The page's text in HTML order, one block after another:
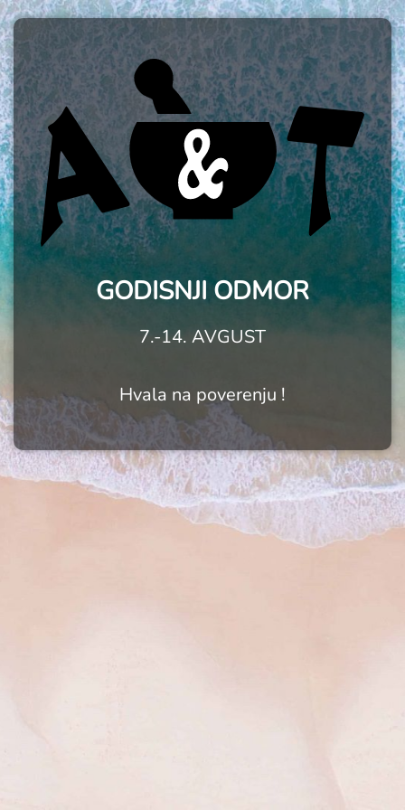
GODISNJI ODMOR
7.-14. AVGUST
Hvala na poverenju !